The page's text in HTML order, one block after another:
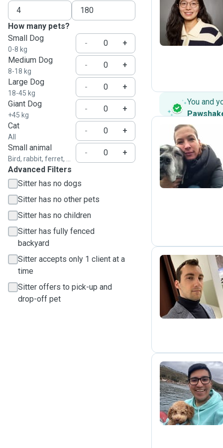
How many pets?
Small Dog
0-8 kg
-
+
Medium Dog
8-18 kg
-
+
Large Dog
18-45 kg
-
+
Giant Dog
+45 kg
-
+
Cat
All
-
+
Small animal
Bird, rabbit, ferret, ...
-
+
Advanced Filters
Sitter has no dogs
Sitter has no other pets
Sitter has no children
Sitter has fully fenced
backyard
Sitter accepts only 1 client at a
time
Sitter offers to pick-up and
drop-off pet
N
You and
C
F
C